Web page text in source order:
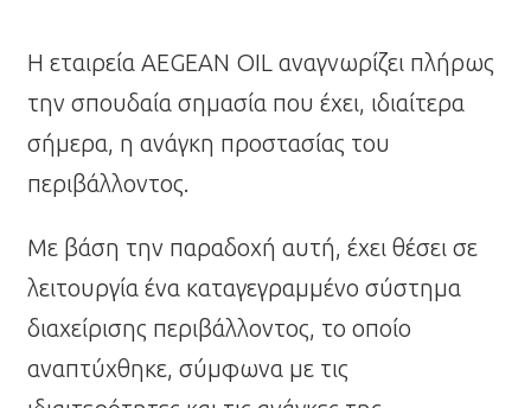
Η εταιρεία AEGEAN OIL αναγνωρίζει πλήρως
την σπουδαία σημασία που έχει, ιδιαίτερα
σήμερα, η ανάγκη προστασίας του
περιβάλλοντος.
Με βάση την παραδοχή αυτή, έχει θέσει σε
λειτουργία ένα καταγεγραμμένο σύστημα
διαχείρισης περιβάλλοντος, το οποίο
αναπτύχθηκε, σύμφωνα με τις